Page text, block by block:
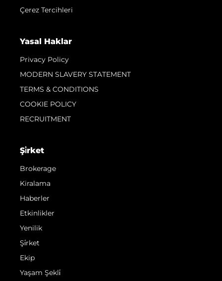
Çerez Tercihleri
Yasal Haklar
Privacy Policy
MODERN SLAVERY STATEMENT
TERMS & CONDITIONS
COOKIE POLICY
RECRUITMENT
Şi̇rket
Brokerage
Kiralama
Haberler
Etkinlikler
Yenilik
Şi̇rket
Ekip
Yaşam Şekli̇